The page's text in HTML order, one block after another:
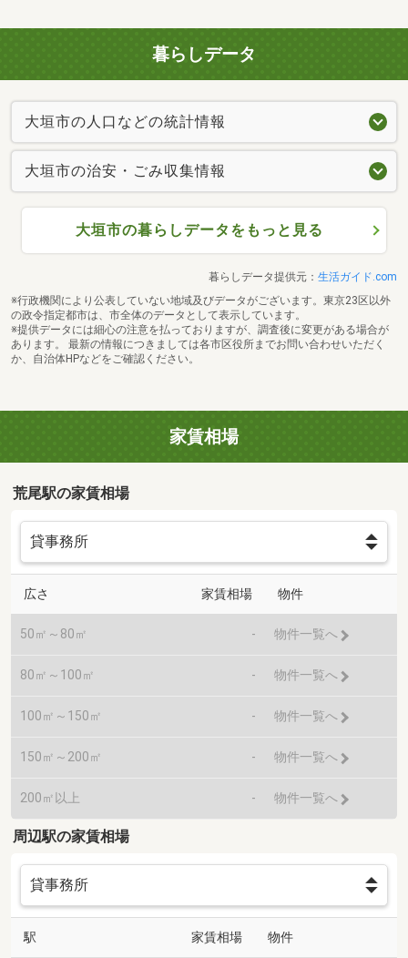
暮らしデータ
大垣市の人口などの統計情報
大垣市の治安・ごみ収集情報
大垣市の暮らしデータをもっと見る
暮らしデータ提供元： 生活ガイド.com
※行政機関により公表していない地域及びデータがございます。東京23区以外
の政令指定都市は、市全体のデータとして表示しています。
※提供データには細心の注意を払っておりますが、調査後に変更がある場合が
あります。 最新の情報につきましては各市区役所までお問い合わせいただく
か、自治体HPなどをご確認ください。
家賃相場
荒尾駅の家賃相場
広さ 家賃相場 物件
50㎡～80㎡ - 物件一覧へ
80㎡～100㎡ - 物件一覧へ
100㎡～150㎡ - 物件一覧へ
150㎡～200㎡ - 物件一覧へ
200㎡以上 - 物件一覧へ
周辺駅の家賃相場
駅 家賃相場 物件